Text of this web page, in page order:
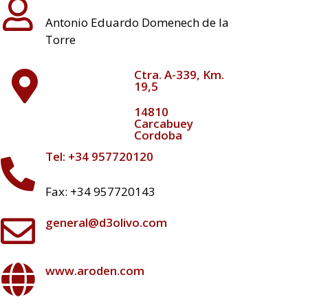
Antonio Eduardo Domenech de la
Torre
Ctra. A-339, Km.
19,5
14810
Carcabuey
Cordoba
Tel: +34 957720120
Fax: +34 957720143
general@d3olivo.com
www.aroden.com